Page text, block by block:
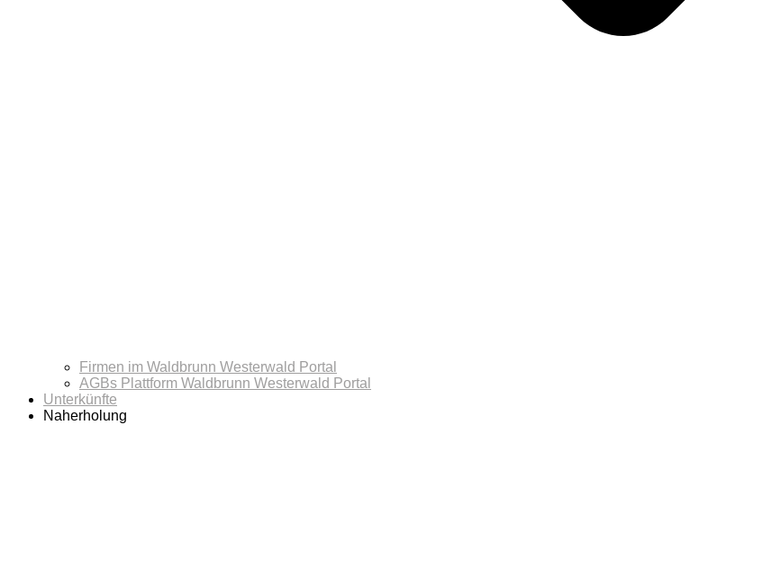
Firmen im Waldbrunn Westerwald Portal
AGBs Plattform Waldbrunn Westerwald Portal
Unterkünfte
Naherholung